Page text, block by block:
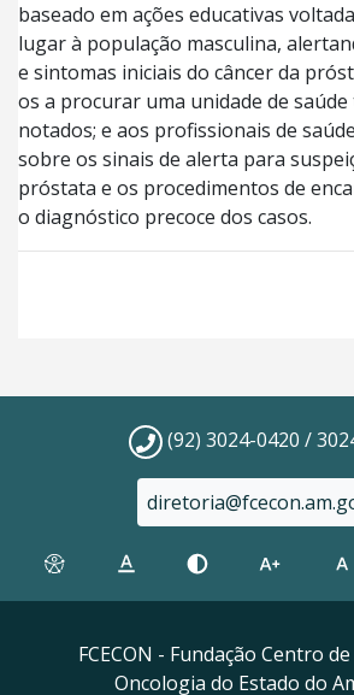
baseado em ações educativas
lugar à população masculina,
e sintomas iniciais do câncer da
os a procurar uma unidade de
notados; e aos profissionais de
sobre os sinais de alerta para
próstata e os procedimentos de
o diagnóstico precoce dos casos.
(92) 3024-0420 /
FCECON - Fundação Centro
Oncologia do Estado do